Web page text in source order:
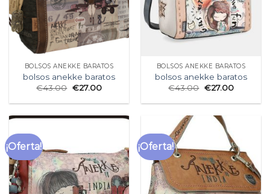
BOLSOS ANEKKE BARATOS
bolsos anekke baratos
€43.00 €27.00
BOLSOS ANEKKE BARATOS
bolsos anekke baratos
€43.00 €27.00
¡Oferta! ¡Oferta!